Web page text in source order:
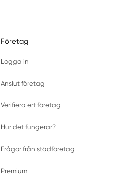
Företag
Logga in
Anslut företag
Verifiera ert företag
Hur det fungerar?
Frågor från städföretag
Premium